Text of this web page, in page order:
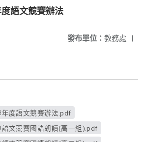
語文競賽辦法
發布單位： 教務處 |
度語文競賽辦法.pdf
文競賽國語朗讀(高一組).pdf